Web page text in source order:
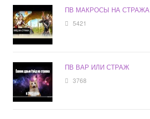
ПВ МАКРОСЫ НА СТРАЖА
5421
ПВ ВАР ИЛИ СТРАЖ
3768